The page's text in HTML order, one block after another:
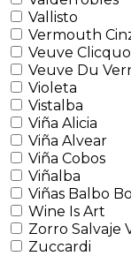
Vallisto
Vermouth
Veuve
Veuve Du
Violeta
Vistalba
Viña Alicia
Viña Alvear
Viña Cobos
Viñalba
Viñas Balbo
Wine Is Art
Zorro Salvaje
Zuccardi